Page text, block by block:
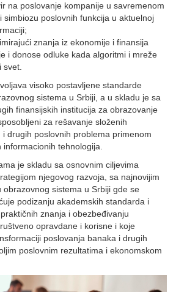
na poslovanje kompanije u savremenom
simbiozu poslovnih funkcija u aktuelnoj
znanja iz ekonomije i finansija
i donose odluke kada algoritmi i mreže
svet.
visoko postavljene standarde
sistema u Srbiji, a u skladu je sa
finansijskih institucija za obrazovanje
za rešavanje složenih
i drugih poslovnih problema primenom
tehnologija.
je skladu sa osnovnim ciljevima
njegovog razvoja, sa najnovijim
sistema u Srbiji gde se
podizanju akademskih standarda i
znanja i obezbeđivanju
opravdane i korisne i koje
poslovanja banaka i drugih
poslovnim rezultatima i ekonomskom